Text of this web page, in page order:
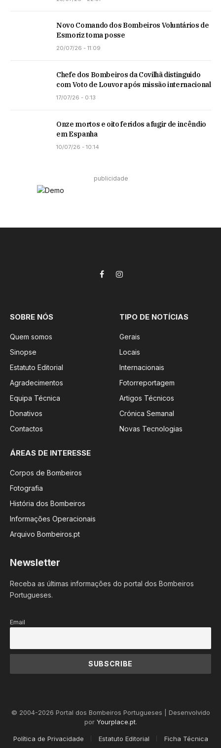
Novo Comando dos Bombeiros Voluntários de
Esmoriz toma posse
20/07/26 - 11:09
Chefe dos Bombeiros da Covilhã distinguido
com Voto de Louvor após missão internacional
17/07/26 - 0:13
Onze mortos e oito feridos a fugir de incêndio
em Espanha
10/07/26 - 10:14
publicidade
FacebookInstagram
SOBRE NÓS
Quem somos
Sinopse
Estatuto Editorial
Agradecimentos
Equipa Técnica
Donativos
Contactos
TIPO DE NOTÍCIAS
Gerais
Locais
Internacionais
Fotorreportagem
Artigos Técnicos
Crónica Semanal
Novas Tecnologias
ÁREAS DE INTERESSE
Corpos de Bombeiros
Fotografia
História dos Bombeiros
Informações Operacionais
Arquivo Bombeiros.pt
Newsletter
Receba as últimas informações do portal dos Bombeiros
Portugueses.
Email
© 2004-2026 Portal dos Bombeiros Portugueses | Desenvolvido
por Yourplace.pt.
Política de Privacidade Estatuto Editorial Ficha Técnica